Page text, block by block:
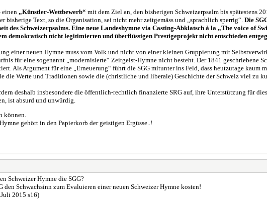
einen „Künstler-Wettbewerb“ mit dem Ziel an, den bisherigen Schweizerpsalm bis spätestens
bisherige Text, so die Organisation, sei nicht mehr zeitgemäss und „sprachlich sperrig“. Die
des Schweizerpsalms. Eine neue Landeshymne via Casting-Abklatsch à la „The voice of
demokratisch nicht legitimierten und überflüssigen Prestigeprojekt nicht entschieden
einer neuen Hymne muss vom Volk und nicht von einer kleinen Gruppierung mit
für eine sogenannt „modernisierte“ Zeitgeist-Hymne nicht besteht. Der 1841 geschriebene
Als Argument für eine „Erneuerung“ führt die SGG mitunter ins Feld, dass heutzutage kaum
die Werte und Traditionen sowie die (christliche und liberale) Geschichte der Schweiz viel zu
deshalb insbesondere die öffentlich-rechtlich finanzierte SRG auf, ihre Unterstützung für
ist absurd und unwürdig.
können.
gehört in den Papierkorb der geistigen Ergüsse..!
Schweizer Hymne die SGG?
den Schwachsinn zum Evaluieren einer neuen Schweizer Hymne kosten!
2015 s16)